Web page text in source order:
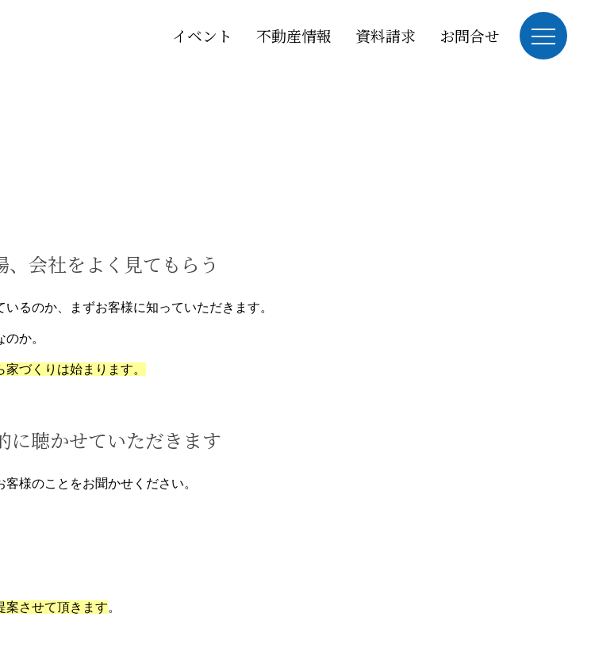
イベント 不動産情報 資料請求 お問合せ
、会社をよく見てもらう
るのか、まずお客様に知っていただきます。
か。
づくりは始まります。
に聴かせていただきます
様のことをお聞かせください。
案させて頂きます。